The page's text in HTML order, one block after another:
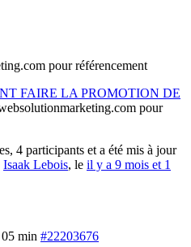
pour référencement
FAIRE LA PROMOTION DE
pour
4 participants et a été mis à jour
Isaak Lebois, le il y a 9 mois et 1
min #22203676